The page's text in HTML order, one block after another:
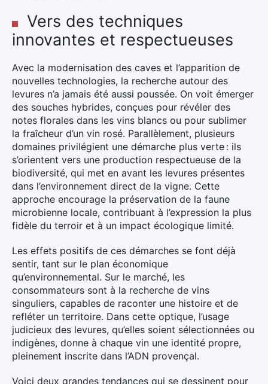
Vers des techniques
innovantes et respectueuses
Avec la modernisation des caves et l’apparition de
nouvelles technologies, la recherche autour des
levures n’a jamais été aussi poussée. On voit émerger
des souches hybrides, conçues pour révéler des
notes florales dans les vins blancs ou pour sublimer
la fraîcheur d’un vin rosé. Parallèlement, plusieurs
domaines privilégient une démarche plus verte : ils
s’orientent vers une production respectueuse de la
biodiversité, qui met en avant les levures présentes
dans l’environnement direct de la vigne. Cette
approche encourage la préservation de la faune
microbienne locale, contribuant à l’expression la plus
fidèle du terroir et à un impact écologique limité.
Les effets positifs de ces démarches se font déjà
sentir, tant sur le plan économique
qu’environnemental. Sur le marché, les
consommateurs sont à la recherche de vins
singuliers, capables de raconter une histoire et de
refléter un territoire. Dans cette optique, l’usage
judicieux des levures, qu’elles soient sélectionnées ou
indigènes, donne à chaque vin une identité propre,
pleinement inscrite dans l’ADN provençal.
Voici deux grandes tendances qui se dessinent pour